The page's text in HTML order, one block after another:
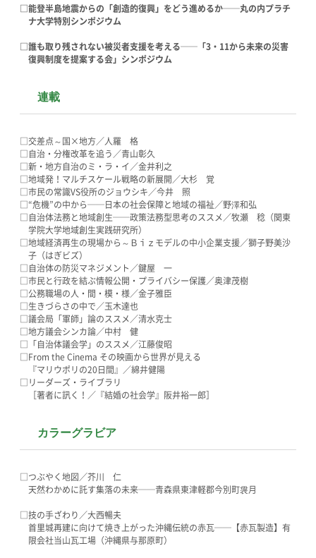
□能登半島地震からの「創造的復興」をどう進めるか──丸の内プラチ
ナ大学特別シンポジウム
□誰も取り残されない被災者支援を考える──「3・11から未来の災害
復興制度を提案する会」シンポジウム
連載
□交差点～国×地方／人羅 格
□自治・分権改革を追う／青山彰久
□新・地方自治のミ・ラ・イ／金井利之
□地域発！マルチスケール戦略の新展開／大杉 覚
□市民の常識VS役所のジョウシキ／今井 照
□“危機”の中から──日本の社会保障と地域の福祉／野澤和弘
□自治体法務と地域創生──政策法務型思考のススメ／牧瀬 稔（関東
学院大学地域創生実践研究所）
□地域経済再生の現場から～Ｂｉｚモデルの中小企業支援／獅子野美沙
子（はぎビズ）
□自治体の防災マネジメント／鍵屋 一
□市民と行政を結ぶ情報公開・プライバシー保護／奥津茂樹
□公務職場の人・間・模・様／金子雅臣
□生きづらさの中で／玉木達也
□議会局「軍師」論のススメ／清水克士
□地方議会シンカ論／中村 健
□「自治体議会学」のススメ／江藤俊昭
□From the Cinema その映画から世界が見える
『マリウポリの20日間』／綿井健陽
□リーダーズ・ライブラリ
［著者に訊く！／『結婚の社会学』阪井裕一郎］
カラーグラビア
□つぶやく地図／芥川 仁
天然わかめに託す集落の未来──青森県東津軽郡今別町袰月
□技の手ざわり／大西暢夫
首里城再建に向けて焼き上がった沖縄伝統の赤瓦──【赤瓦製造】有
限会社当山瓦工場（沖縄県与那原町）